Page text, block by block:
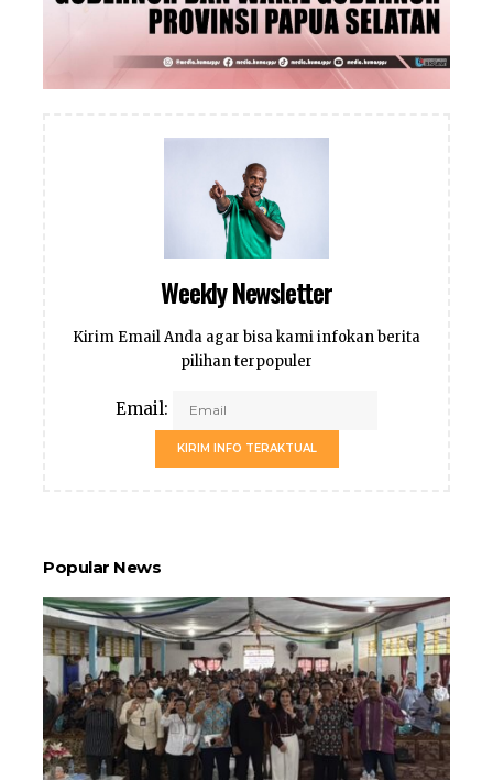
Weekly Newsletter
Kirim Email Anda agar bisa kami infokan berita
pilihan terpopuler
Email:
KIRIM INFO TERAKTUAL
Popular News